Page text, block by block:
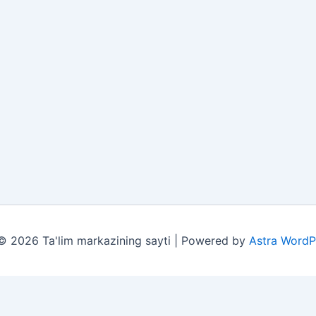
2026 Ta'lim markazining sayti | Powered by Astra